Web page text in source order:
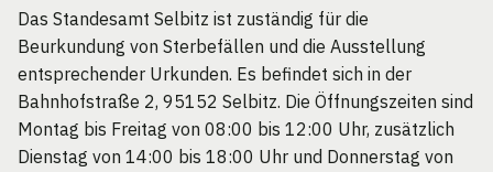
Das Standesamt Selbitz ist zuständig für die
Beurkundung von Sterbefällen und die Ausstellung
entsprechender Urkunden. Es befindet sich in der
Bahnhofstraße 2, 95152 Selbitz. Die Öffnungszeiten sind
Montag bis Freitag von 08:00 bis 12:00 Uhr, zusätzlich
Dienstag von 14:00 bis 18:00 Uhr und Donnerstag von